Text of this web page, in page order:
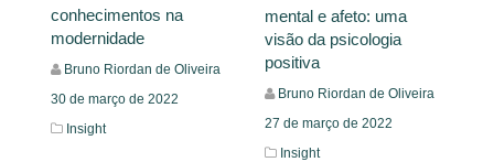
conhecimentos na
modernidade
Bruno Riordan de Oliveira
30 de março de 2022
Insight
mental e afeto: uma
visão da psicologia
positiva
Bruno Riordan de Oliveira
27 de março de 2022
Insight